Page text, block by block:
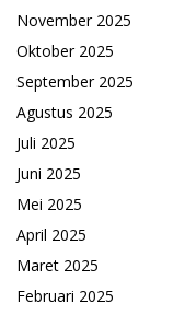
November 2025
Oktober 2025
September 2025
Agustus 2025
Juli 2025
Juni 2025
Mei 2025
April 2025
Maret 2025
Februari 2025